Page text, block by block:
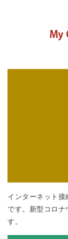
My
インターネット
です。新型コロ
す。